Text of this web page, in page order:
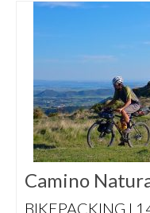
Camino
BIKEPACKING I